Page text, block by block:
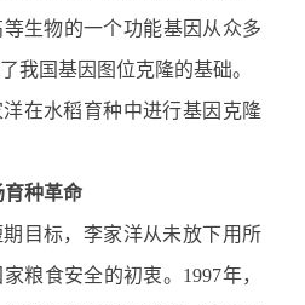
生物的一个功能基因从众多
我国基因图位克隆的基础。
在水稻育种中进行基因克隆
种革命
目标，李家洋从未放下用所
粮食安全的初衷。1997年，